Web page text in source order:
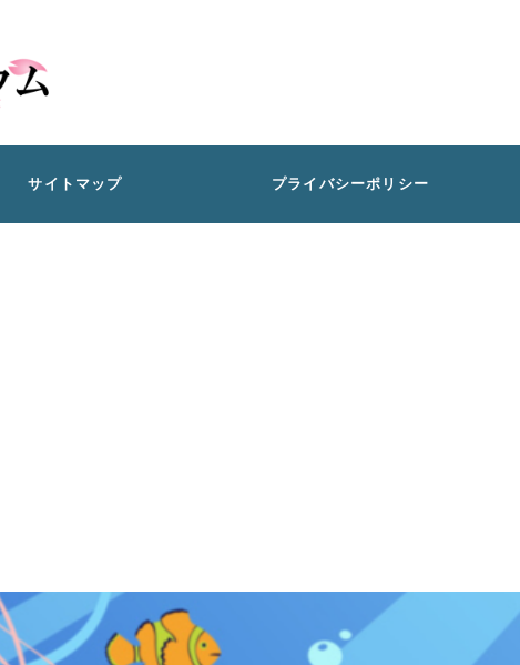
サイトマップ プライバシーポリシー